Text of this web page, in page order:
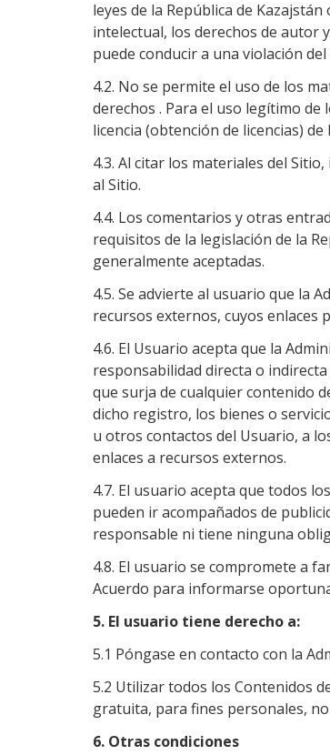
leyes de la República de
intelectual, los derechos de autor
puede conducir a una violación
4.2. No se permite el uso de los
derechos . Para el uso legítimo
licencia (obtención de licencias)
4.3. Al citar los materiales del
al Sitio.
4.4. Los comentarios y otras
requisitos de la legislación de la
generalmente aceptadas.
4.5. Se advierte al usuario que la
recursos externos, cuyos enlaces
4.6. El Usuario acepta que la
responsabilidad directa o
que surja de cualquier contenido
dicho registro, los bienes o
u otros contactos del Usuario, a
enlaces a recursos externos.
4.7. El usuario acepta que todos
pueden ir acompañados de
responsable ni tiene ninguna
4.8. El usuario se compromete a
Acuerdo para informarse
5. El usuario tiene derecho a:
5.1 Póngase en contacto con la
5.2 Utilizar todos los Contenidos
gratuita, para fines personales,
6. Otras condiciones